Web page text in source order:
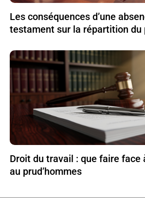
Les conséquences d’une
testament sur la répartition du
Droit du travail : que faire face
au prud’hommes